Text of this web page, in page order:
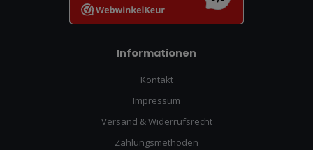
Informationen
Kontakt
Impressum
Versand & Widerrufsrecht
Zahlungsmethoden